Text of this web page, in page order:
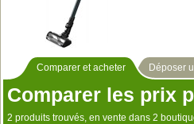
Comparer et acheter Déposer
Comparer les prix
2 produits trouvés, en vente dans 2